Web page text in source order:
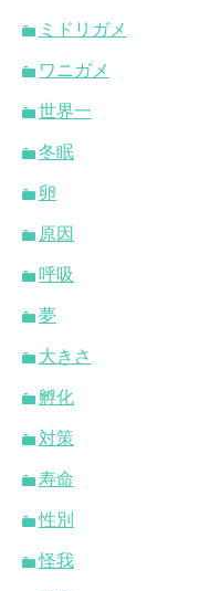
ミドリガメ
ワニガメ
世界一
冬眠
卵
原因
呼吸
夢
大きさ
孵化
対策
寿命
性別
怪我